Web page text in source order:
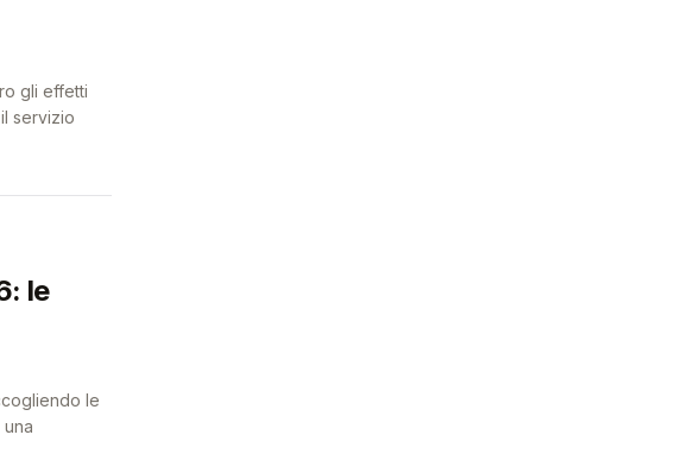
gli effetti
servizio
le
le